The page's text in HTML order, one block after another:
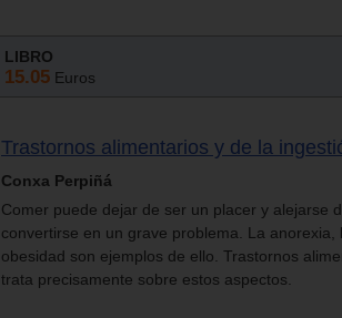
LIBRO
15.05 Euros
Trastornos alimentarios y de la
Conxa Perpiñá
Comer puede dejar de ser un placer y alejarse
convertirse en un grave problema. La
obesidad son ejemplos de ello. Trastornos
trata precisamente sobre estos aspectos.